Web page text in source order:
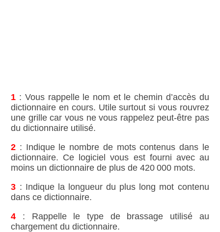
1 : Vous rappelle le nom et le chemin d’accès du
dictionnaire en cours. Utile surtout si vous rouvrez
une grille car vous ne vous rappelez peut‑être pas
du dictionnaire utilisé.
2 : Indique le nombre de mots contenus dans le
dictionnaire. Ce logiciel vous est fourni avec au
moins un dictionnaire de plus de 420 000 mots.
3 : Indique la longueur du plus long mot contenu
dans ce dictionnaire.
4 : Rappelle le type de brassage utilisé au
chargement du dictionnaire.